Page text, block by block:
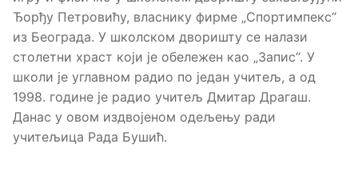
Ђорђу Петровићу, власнику фирме „Спортимпекс“
из Београда. У школском дворишту се налази
столетни храст који је обележен као „Запис“. У
школи је углавном радио по један учитељ, а од
1998. године је радио учитељ Дмитар Драгаш.
Данас у овом издвојеном одељењу ради
учитељица Рада Бушић.